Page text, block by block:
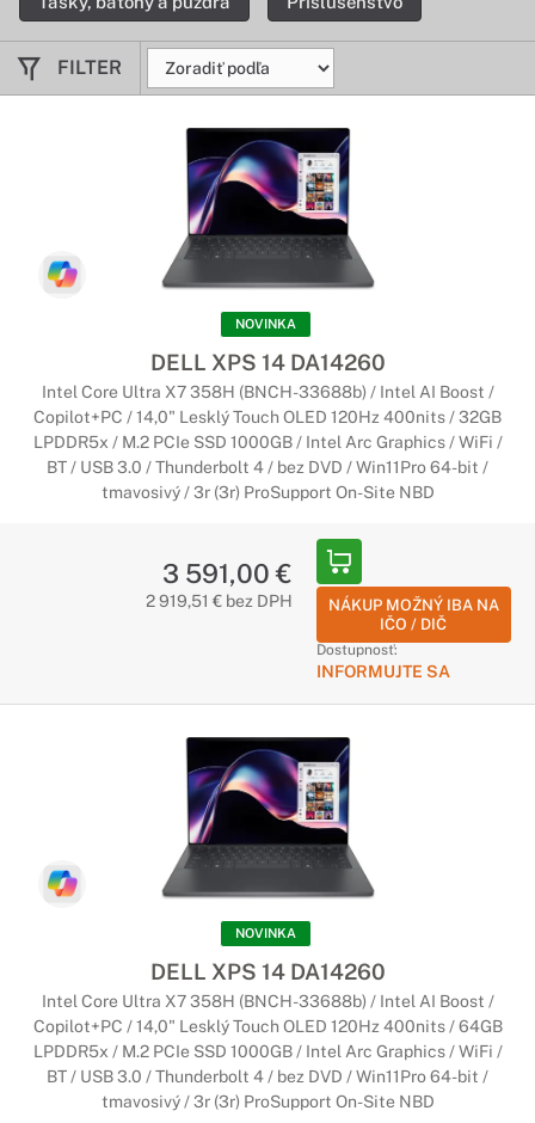
FILTER
NOVINKA
DELL XPS 14 DA14260
Intel Core Ultra X7 358H (BNCH-33688b) / Intel AI Boost /
Copilot+PC / 14,0" Lesklý Touch OLED 120Hz 400nits / 32GB
LPDDR5x / M.2 PCIe SSD 1000GB / Intel Arc Graphics / WiFi /
BT / USB 3.0 / Thunderbolt 4 / bez DVD / Win11Pro 64-bit /
tmavosivý / 3r (3r) ProSupport On-Site NBD
3 591,00 €
2 919,51 € bez DPH
NÁKUP MOŽNÝ IBA NA
IČO / DIČ
Dostupnosť:
INFORMUJTE SA
NOVINKA
DELL XPS 14 DA14260
Intel Core Ultra X7 358H (BNCH-33688b) / Intel AI Boost /
Copilot+PC / 14,0" Lesklý Touch OLED 120Hz 400nits / 64GB
LPDDR5x / M.2 PCIe SSD 1000GB / Intel Arc Graphics / WiFi /
BT / USB 3.0 / Thunderbolt 4 / bez DVD / Win11Pro 64-bit /
tmavosivý / 3r (3r) ProSupport On-Site NBD